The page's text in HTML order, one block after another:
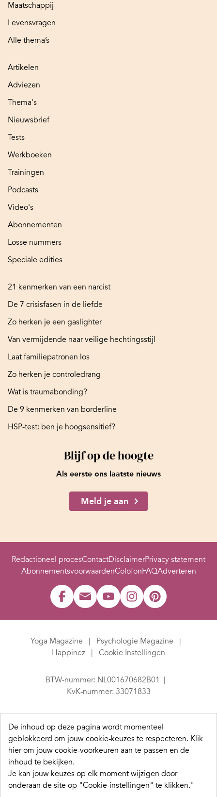
Maatschappij
Levensvragen
Alle thema’s
Artikelen
Adviezen
Thema's
Nieuwsbrief
Tests
Werkboeken
Trainingen
Podcasts
Video's
Abonnementen
Losse nummers
Speciale edities
21 kenmerken van een narcist
De 7 crisisfasen in de liefde
Zo herken je een gaslighter
Van vermijdende naar veilige hechtingsstijl
Laat familiepatronen los
Zo herken je controledrang
Wat is traumabonding?
De 9 kenmerken van borderline
HSP-test: ben je hoogsensitief?
Blijf op de hoogte
Als eerste ons laatste nieuws
Meld je aan
Redactioneel procesContactDisclaimerPrivacy statement
AbonnementsvoorwaardenColofonFAQAdverteren
Yoga Magazine
Psychologie Magazine
Happinez
Cookie Instellingen
BTW-nummer: NL001670682B01
KvK-nummer: 33071833
De inhoud op deze pagina wordt momenteel
geblokkeerd om jouw cookie-keuzes te respecteren. Klik
hier om jouw cookie-voorkeuren aan te passen en de
inhoud te bekijken.
Je kan jouw keuzes op elk moment wijzigen door
onderaan de site op "Cookie-instellingen" te klikken."